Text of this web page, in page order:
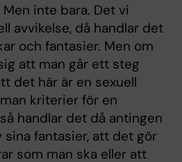
Men inte bara. Det vi
avvikelse, då handlar det
och fantasier. Men om
att man går ett steg
det här är en sexuell
kriterier för en
handlar det då antingen
sina fantasier, att det gör
som man ska eller att